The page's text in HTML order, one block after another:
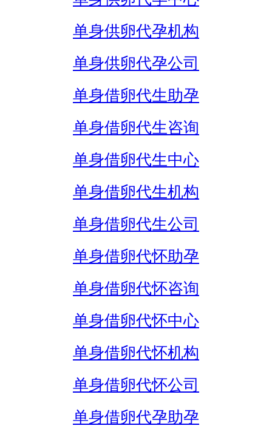
单身供卵代孕机构
单身供卵代孕公司
单身借卵代生助孕
单身借卵代生咨询
单身借卵代生中心
单身借卵代生机构
单身借卵代生公司
单身借卵代怀助孕
单身借卵代怀咨询
单身借卵代怀中心
单身借卵代怀机构
单身借卵代怀公司
单身借卵代孕助孕